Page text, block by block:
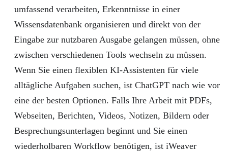
umfassend verarbeiten, Erkenntnisse in einer
Wissensdatenbank organisieren und direkt von der
Eingabe zur nutzbaren Ausgabe gelangen müssen, ohne
zwischen verschiedenen Tools wechseln zu müssen.
Wenn Sie einen flexiblen KI-Assistenten für viele
alltägliche Aufgaben suchen, ist ChatGPT nach wie vor
eine der besten Optionen. Falls Ihre Arbeit mit PDFs,
Webseiten, Berichten, Videos, Notizen, Bildern oder
Besprechungsunterlagen beginnt und Sie einen
wiederholbaren Workflow benötigen, ist iWeaver